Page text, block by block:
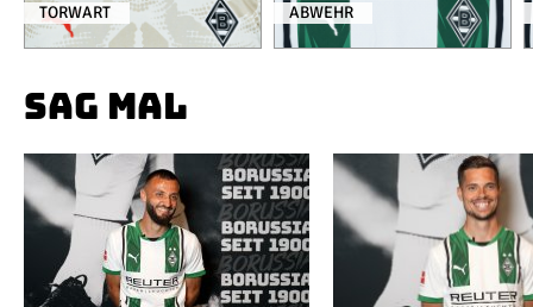
TORWART ABWEHR
SAG MAL